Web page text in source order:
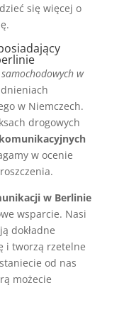
się więcej o
w
w Niemczech.
drogowych
w ocenie
w Berlinie
wsparcie. Nasi
dokładne
i tworzą rzetelne
od nas
możecie